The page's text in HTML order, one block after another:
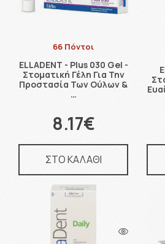
66 Πόντοι
ELLADENT - Plus 030 Gel -
Στοματική Γέλη Για Την
Προστασία Των Ούλων &
…
8.17€
ΣΤΟ ΚΑΛΑΘΙ